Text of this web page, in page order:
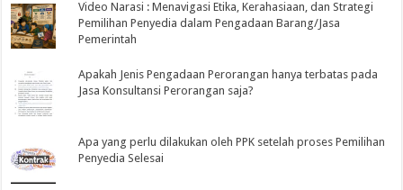
Video Narasi : Menavigasi Etika, Kerahasiaan, dan Strategi
Pemilihan Penyedia dalam Pengadaan Barang/Jasa
Pemerintah
Apakah Jenis Pengadaan Perorangan hanya terbatas pada
Jasa Konsultansi Perorangan saja?
Apa yang perlu dilakukan oleh PPK setelah proses Pemilihan
Penyedia Selesai